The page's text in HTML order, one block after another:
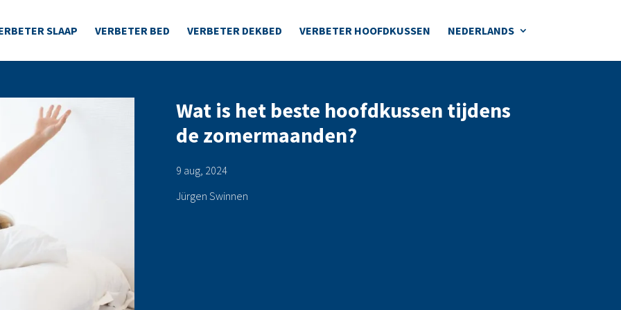
SLAAP VERBETER BED VERBETER DEKBED VERBETER HOOFDKUSSEN NEDERLANDS
Wat is het beste hoofdkussen tijdens
de zomermaanden?
9 aug, 2024
Jürgen Swinnen